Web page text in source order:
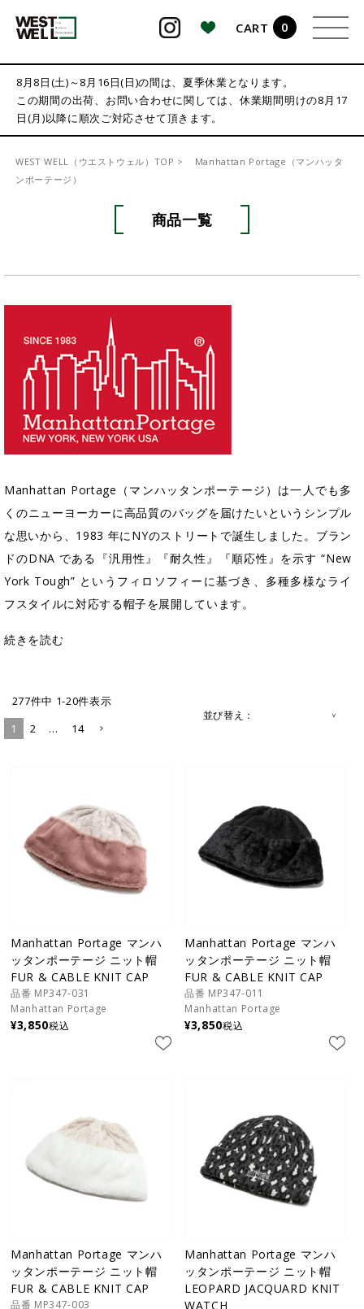
CART
0
8月8日(土)～8月16日(日)の間は、夏季休業となります。
この期間の出荷、お問い合わせに関しては、休業期間明けの8月17
日(月)以降に順次ご対応させて頂きます。
WEST WELL（ウエストウェル）TOP
Manhattan Portage（マンハッタ
ンポーテージ）
商品一覧
Manhattan Portage（マンハッタンポーテージ）は一人でも多
くのニューヨーカーに高品質のバッグを届けたいというシンプル
な思いから、1983 年にNYのストリートで誕生しました。ブラン
ドのDNA である『汎用性』『耐久性』『順応性』を示す “New
York Tough” というフィロソフィーに基づき、多種多様なライ
フスタイルに対応する帽子を展開しています。
続きを読む
並び替え
277件中 1-20件表示
1
2 … 14
Manhattan Portage マンハ
ッタンポーテージ ニット帽
FUR & CABLE KNIT CAP
品番 MP347-031
Manhattan Portage
¥3,850税込
Manhattan Portage マンハ
ッタンポーテージ ニット帽
FUR & CABLE KNIT CAP
品番 MP347-011
Manhattan Portage
¥3,850税込
Manhattan Portage マンハ
ッタンポーテージ ニット帽
FUR & CABLE KNIT CAP
品番 MP347-003
Manhattan Portage マンハ
ッタンポーテージ ニット帽
LEOPARD JACQUARD KNIT
WATCH